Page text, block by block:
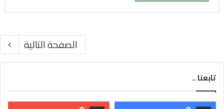
الصفحة التالية
تابعنا ..